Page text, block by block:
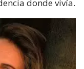
donde vivía.